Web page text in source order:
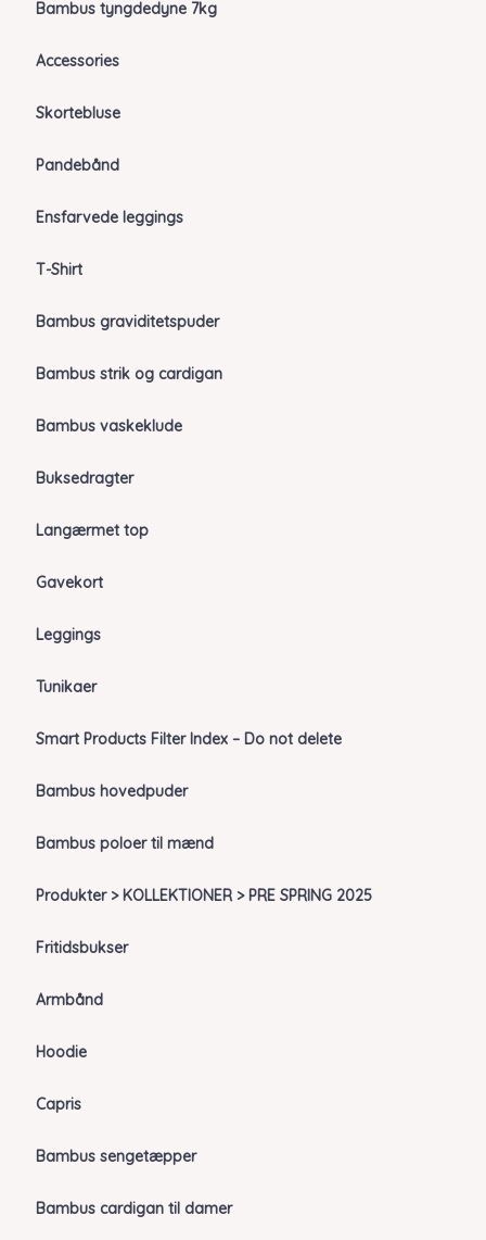
Bambus tyngdedyne 7kg
Accessories
Skortebluse
Pandebånd
Ensfarvede leggings
T-Shirt
Bambus graviditetspuder
Bambus strik og cardigan
Bambus vaskeklude
Buksedragter
Langærmet top
Gavekort
Leggings
Tunikaer
Smart Products Filter Index – Do not delete
Bambus hovedpuder
Bambus poloer til mænd
Produkter > KOLLEKTIONER > PRE SPRING 2025
Fritidsbukser
Armbånd
Hoodie
Capris
Bambus sengetæpper
Bambus cardigan til damer